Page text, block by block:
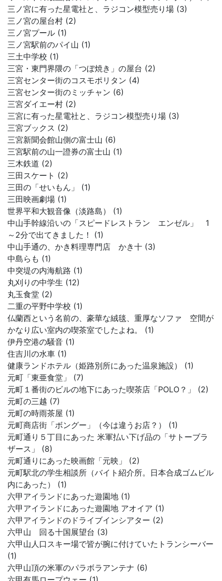
三ノ宮に有った星電社と、ラジコン模型売り場 (3)
三ノ宮の屋台村 (2)
三ノ宮プール (1)
三ノ宮駅前のパイ山 (1)
三土中学校 (1)
三宮・東門界隈の「つぼ焼き」の屋台 (2)
三宮センター街のコスモポリタン (4)
三宮センター街のミッチャン (6)
三宮ダイエー村 (2)
三宮に有った星電社と、ラジコン模型売り場 (3)
三宮ブックス (2)
三宮新聞会館山側の富士山 (6)
三宮駅前の山一證券の富士山 (1)
三木鉄道 (2)
三田スケート (2)
三田の「せいもん」 (1)
三田映画劇場 (1)
世界平和大観音像（淡路島） (1)
中山手幹線沿いの「スピードレストラン エンゼル」 1
～2分で出てきました！ (1)
中山手通の、かき料理専門店 かき十 (3)
中島らも (1)
中突堤の内海航路 (1)
丸刈りの中学生 (12)
丸玉食堂 (2)
二重の平野中学校 (1)
仏蘭西という名前の、豪華な絨毯、重厚なソファ 空間が
かなり広い室内の喫茶室でしたよね。 (1)
伊丹空港の騒音 (1)
住吉川の水車 (1)
健康ランドホテル（姫路別所にあった温泉施設） (1)
元町「東亜食堂」 (7)
元町１番街のビルの地下にあった喫茶店「POLO？」 (2)
元町の三越 (7)
元町の時雨茶屋 (1)
元町商店街「ボングー」（今は違うお店？） (1)
元町通り５丁目にあった 米軍払い下げ品の「サトーブラ
ザース」 (8)
元町通りにあった映画館「元映」 (2)
元町駅北の学生相談所（バイト紹介所。日本合成ゴムビル
内にあった） (1)
六甲アイランドにあった遊園地 (1)
六甲アイランドにあった遊園地 アオイア (1)
六甲アイランドのドライブインシアター (2)
六甲山 回る十国展望台 (3)
六甲山人口スキー場で皆が腕に付けていたトランシーバー
(1)
六甲山頂の米軍のパラボラアンテナ (6)